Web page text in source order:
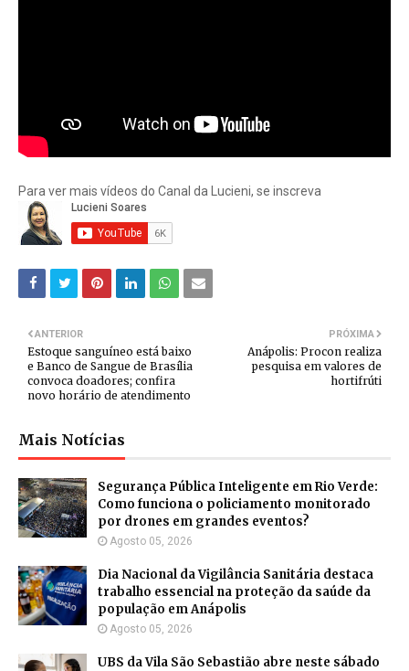
Para ver mais vídeos do Canal da Lucieni, se inscreva
PRÓXIMA
Anápolis: Procon realiza
pesquisa em valores de
hortifrúti
ANTERIOR
Estoque sanguíneo está baixo
e Banco de Sangue de Brasília
convoca doadores; confira
novo horário de atendimento
Mais Notícias
Segurança Pública Inteligente em Rio Verde:
Como funciona o policiamento monitorado
por drones em grandes eventos?
Agosto 05, 2026
Dia Nacional da Vigilância Sanitária destaca
trabalho essencial na proteção da saúde da
população em Anápolis
Agosto 05, 2026
UBS da Vila São Sebastião abre neste sábado